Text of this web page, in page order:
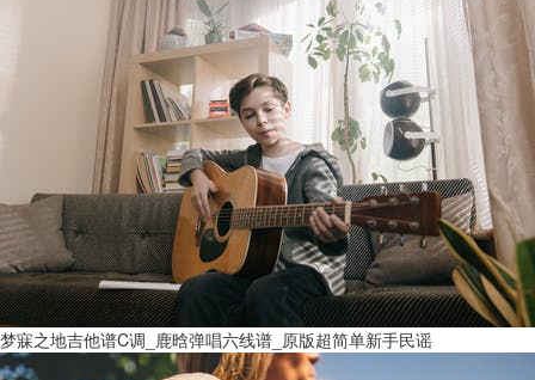
梦寐之地吉他谱C调_鹿晗弹唱六线谱_原版超简单新手民谣